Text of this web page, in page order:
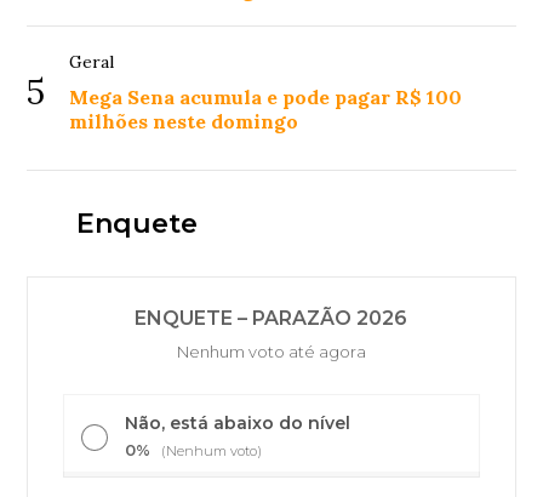
5
Geral
Mega Sena acumula e pode pagar R$ 100
milhões neste domingo
Enquete
ENQUETE – PARAZÃO 2026
Nenhum voto até agora
Não, está abaixo do nível
0% (Nenhum voto)